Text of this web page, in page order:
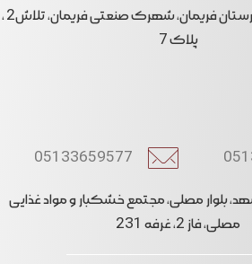
خراسان رضوی، شهرستان فریمان، شهرک صنعتی فریمان، تلاش2 ،
پلاک 7
05133659577
بلوار مصلی، مجتمع خشکبار و مواد غذایی
مصلی، فاز 2، غرفه 231